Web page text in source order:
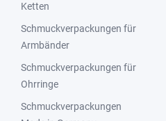
Ketten
Schmuckverpackungen für
Armbänder
Schmuckverpackungen für
Ohrringe
Schmuckverpackungen